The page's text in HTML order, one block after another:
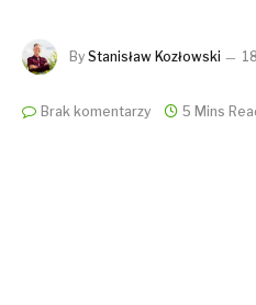
By Stanisław Kozłowski
Brak komentarzy 5 Mins